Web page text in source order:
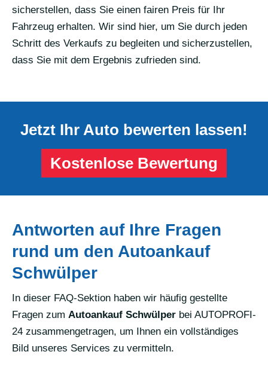
sicherstellen, dass Sie einen fairen Preis für Ihr
Fahrzeug erhalten. Wir sind hier, um Sie durch jeden
Schritt des Verkaufs zu begleiten und sicherzustellen,
dass Sie mit dem Ergebnis zufrieden sind.
Jetzt Ihr Auto bewerten lassen!
Kostenlose Bewertung
Antworten auf Ihre Fragen
rund um den Autoankauf
Schwülper
In dieser FAQ-Sektion haben wir häufig gestellte
Fragen zum Autoankauf Schwülper bei AUTOPROFI-
24 zusammengetragen, um Ihnen ein vollständiges
Bild unseres Services zu vermitteln.